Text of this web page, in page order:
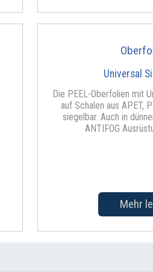
Universal
Die PEEL-Oberfolien mit
auf Schalen aus APET,
siegelbar. Auch in
ANTIFOG
Mehr